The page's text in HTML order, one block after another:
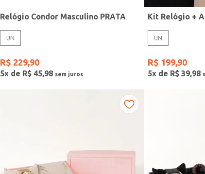
Relógio Condor Masculino PRATA
UN
R$ 229,90
5x de R$ 45,98
UN
R$ 199,90
5x de R$ 39,98